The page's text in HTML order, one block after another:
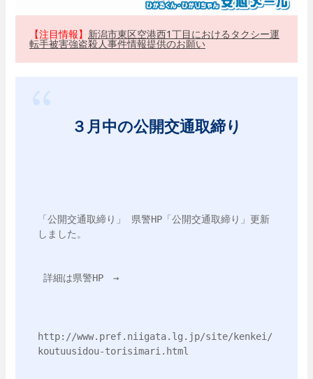
【注目情報】 新潟市東区空港西1丁目におけるタクシー運
転手被害強盗殺人事件情報提供のお願い
３月中の公開交通取締り
「公開交通取締り」 県警HP「公開交通取締り」更新
しました。
詳細は県警HP　→
http://www.pref.niigata.lg.jp/site/kenkei/
koutuusidou-torisimari.html